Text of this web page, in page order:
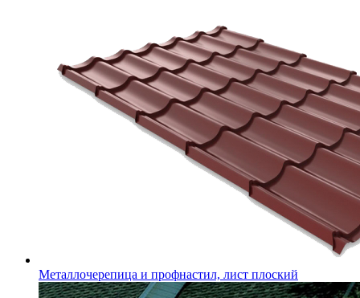
Металлочерепица и профнастил, лист плоский